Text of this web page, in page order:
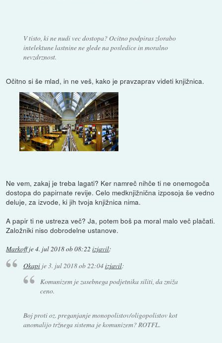
V tisto, ki ne nudi vec dostopa? Ocitno podpiras zlorabo
intelektune lastnine ne glede na posledice in moralno
nevzdrznost.
Očitno si še mlad, in ne veš, kako je pravzaprav videti knjižnica.
Ne vem, zakaj je treba lagati? Ker namreč nihče ti ne onemogoča
dostopa do papirnate revije. Celo medknjižnična izposoja še vedno
deluje, za izvode, ki jih tvoja knjižnica nima.
A papir ti ne ustreza več? Ja, potem boš pa moral malo več plačati.
Založniki niso dobrodelne ustanove.
Markoffje4. jul 2018 ob 08:22 izjavil:
Okapije3. jul 2018 ob 22:04izjavil:
Komunizem je zasebnega podjetnika siliti, da zniža
ceno.
Boj proti oz. preganjanje monopolistov/oligopolistov kot
anomalijo tržnega sistema je komunizem? ROTFL.